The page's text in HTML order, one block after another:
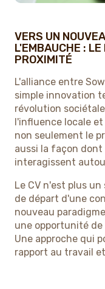
VERS UN
L'EMBAUCHE :
PROXIMITÉ
L'alliance entre
simple innovation
révolution
l'influence locale
non seulement le
aussi la façon
interagissent
Le CV n'est plus
de départ d'une
nouveau
une opportunité
Une approche qui
rapport au travail